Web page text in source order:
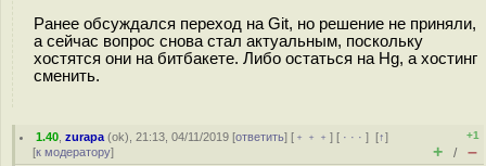
Ранее обсуждался переход на Git, но решение не приняли,
а сейчас вопрос снова стал актуальным, поскольку
хостятся они на битбакете. Либо остаться на Hg, а хостинг
сменить.
1.40 ,zurapa (ok), 21:13, 04/11/2019 [ответить] [ ﹢﹢﹢] [ · · ·][↑]
[к модератору]
+1
+ / –